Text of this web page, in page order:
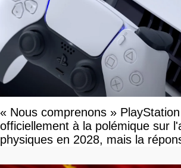
« Nous comprenons »
officiellement à la polémique sur
physiques en 2028, mais la